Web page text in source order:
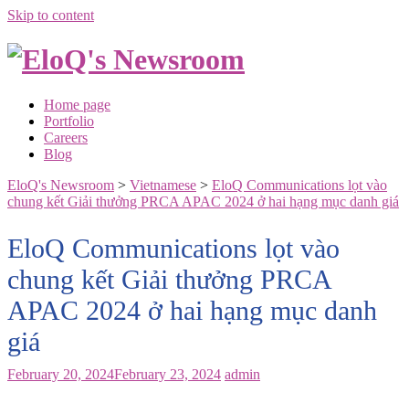
Skip to content
Home page
Portfolio
Careers
Blog
EloQ's Newsroom > Vietnamese > EloQ Communications lọt vào
chung kết Giải thưởng PRCA APAC 2024 ở hai hạng mục danh giá
EloQ Communications lọt vào
chung kết Giải thưởng PRCA
APAC 2024 ở hai hạng mục danh
giá
February 20, 2024February 23, 2024 admin